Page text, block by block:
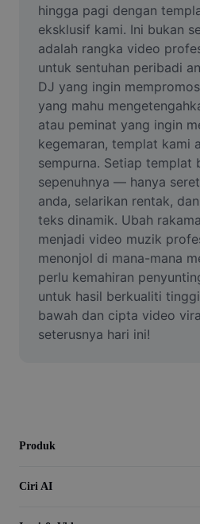
AI Text Remover
AI People Remover
AI Inpainting
Face Cutout
Video
Alih keluar latar video
Pertingkat kualiti
Editor Video
Pangkas Video
Tambahkan Sari Kata pada
hingga pagi dengan
eksklusif kami. Ini bukan
adalah rangka video
untuk sentuhan peribadi
DJ yang ingin
yang mahu
atau peminat yang ingin
kegemaran, templat kami
sempurna. Setiap templat
sepenuhnya — hanya
anda, selarikan rentak,
teks dinamik. Ubah
menjadi video muzik
menonjol di mana-mana
perlu kemahiran
untuk hasil berkualiti
bawah dan cipta video
seterusnya hari ini!
Produk
Ciri AI